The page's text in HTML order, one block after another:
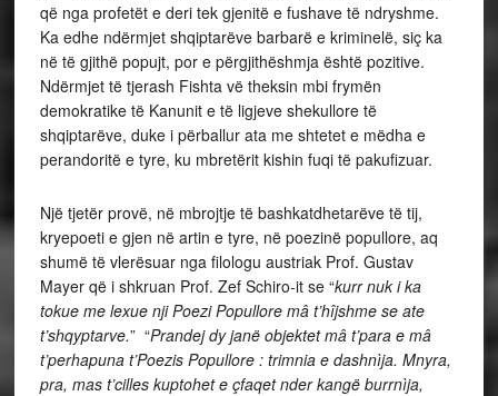
që nga profetët e deri tek gjenitë e fushave të ndryshme.
Ka edhe ndërmjet shqiptarëve barbarë e kriminelë, siç ka
në të gjithë popujt, por e përgjithëshmja është pozitive.
Ndërmjet të tjerash Fishta vë theksin mbi frymën
demokratike të Kanunit e të ligjeve shekullore të
shqiptarëve, duke i përballur ata me shtetet e mëdha e
perandoritë e tyre, ku mbretërit kishin fuqi të pakufizuar.
Një tjetër provë, në mbrojtje të bashkatdhetarëve të tij,
kryepoeti e gjen në artin e tyre, në poezinë popullore, aq
shumë të vlerësuar nga filologu austriak Prof. Gustav
Mayer që i shkruan Prof. Zef Schiro-it se “kurr nuk i ka
tokue me lexue nji Poezi Popullore mâ t’hîjshme se ate
t’shqyptarve.” “Prandej dy janë objektet mâ t’para e mâ
t’perhapuna t’Poezis Popullore : trimnia e dashnìja. Mnyra,
pra, mas t’cilles kuptohet e çfaqet nder kangë burrnìja,